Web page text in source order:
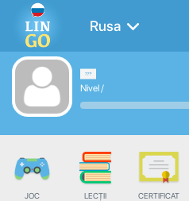
Rusa
Nivel/
JOC LECȚII CERTIFICAT